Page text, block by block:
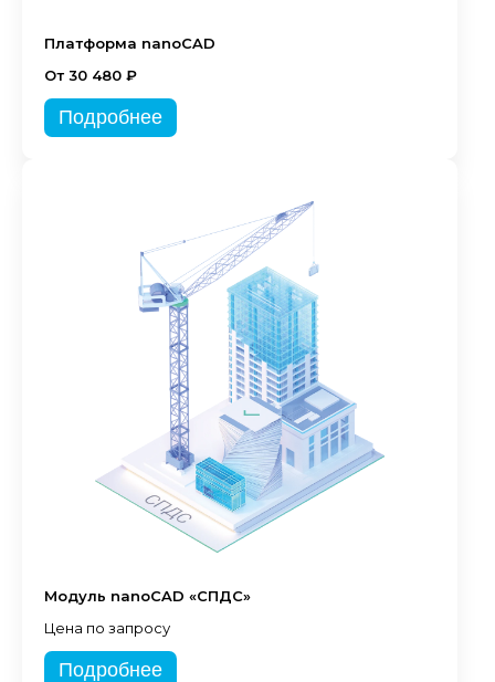
Платформа nanoCAD
От 30 480 ₽
Подробнее
Модуль nanoCAD «СПДС»
Цена по запросу
Подробнее